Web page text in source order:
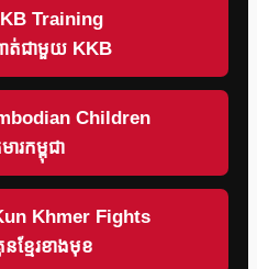
Training
ត់ជាមួយ KKB
Children
ារកម្ពុជា
Khmer Fights
ខ្មែរខាងមុខ